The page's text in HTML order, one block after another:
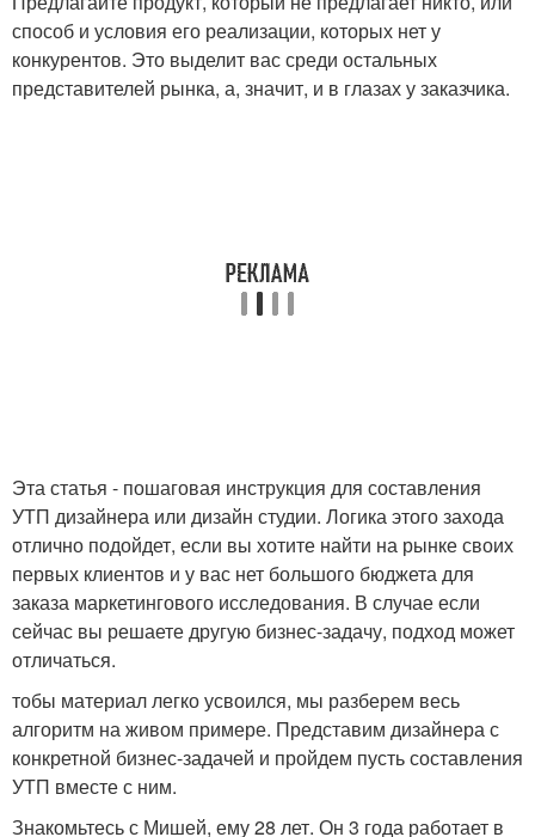
способ и условия его реализации, которых нет у
конкурентов. Это выделит вас среди остальных
представителей рынка, а, значит, и в глазах у заказчика.
Эта статья - пошаговая инструкция для составления
УТП дизайнера или дизайн студии. Логика этого захода
отлично подойдет, если вы хотите найти на рынке своих
первых клиентов и у вас нет большого бюджета для
заказа маркетингового исследования. В случае если
сейчас вы решаете другую бизнес-задачу, подход может
отличаться.
тобы материал легко усвоился, мы разберем весь
алгоритм на живом примере. Представим дизайнера с
конкретной бизнес-задачей и пройдем пусть составления
УТП вместе с ним.
Знакомьтесь с Мишей, ему 28 лет. Он 3 года работает в